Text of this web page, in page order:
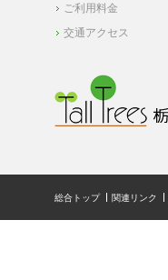
ご利用料金
交通アクセス
総合トップ 関連リンク